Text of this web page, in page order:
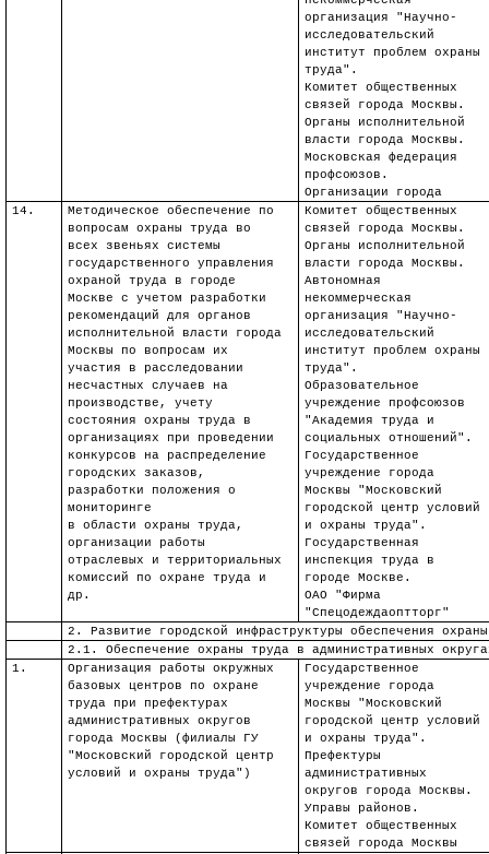
организация "Научно-
исследовательский
институт проблем охраны
труда".
Комитет общественных
связей города Москвы.
Органы исполнительной
власти города Москвы.
Московская федерация
профсоюзов.
Организации города
14.
Методическое обеспечение по
вопросам охраны труда во
всех звеньях системы
государственного управления
охраной труда в городе
Москве с учетом разработки
рекомендаций для органов
исполнительной власти города
Москвы по вопросам их
участия в расследовании
несчастных случаев на
производстве, учету
состояния охраны труда в
организациях при проведении
конкурсов на распределение
городских заказов,
разработки положения о
мониторинге
в области охраны труда,
организации работы
отраслевых и территориальных
комиссий по охране труда и
др.
Комитет общественных
связей города Москвы.
Органы исполнительной
власти города Москвы.
Автономная
некоммерческая
организация "Научно-
исследовательский
институт проблем охраны
труда".
Образовательное
учреждение профсоюзов
"Академия труда и
социальных отношений".
Государственное
учреждение города
Москвы "Московский
городской центр условий
и охраны труда".
Государственная
инспекция труда в
городе Москве.
ОАО "Фирма
"Спецодеждаоптторг"
2. Развитие городской инфраструктуры обеспечения
2.1. Обеспечение охраны труда в административных
1.
Организация работы окружных
базовых центров по охране
труда при префектурах
административных округов
города Москвы (филиалы ГУ
"Московский городской центр
условий и охраны труда")
Государственное
учреждение города
Москвы "Московский
городской центр условий
и охраны труда".
Префектуры
административных
округов города Москвы.
Управы районов.
Комитет общественных
связей города Москвы